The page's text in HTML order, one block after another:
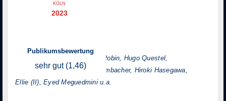
KÖLN
2023
Publikumsbewertung
sehr gut (1,46)
mit: Alexandra Lamy, Muriel Robin, Hugo Questel,
Xavier Lacaille, Martine Schambacher, Hiroki Hasegawa,
Ellie (II), Eyed Meguedmini u.a.